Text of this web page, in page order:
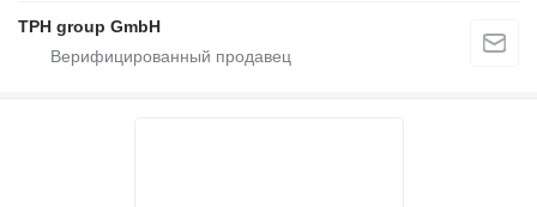
TPH group GmbH